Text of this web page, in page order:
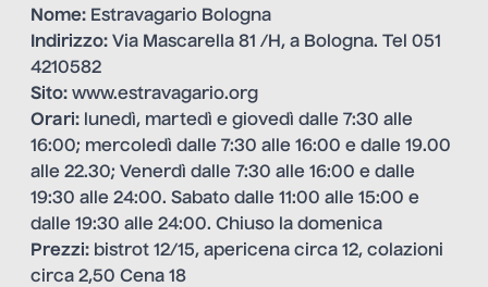
Nome: Estravagario Bologna
Indirizzo: Via Mascarella 81 /H, a Bologna. Tel 051
4210582
Sito: www.estravagario.org
Orari: lunedì, martedì e giovedì dalle 7:30 alle
16:00; mercoledì dalle 7:30 alle 16:00 e dalle 19.00
alle 22.30; Venerdì dalle 7:30 alle 16:00 e dalle
19:30 alle 24:00. Sabato dalle 11:00 alle 15:00 e
dalle 19:30 alle 24:00. Chiuso la domenica
Prezzi: bistrot 12/15, apericena circa 12, colazioni
circa 2,50 Cena 18